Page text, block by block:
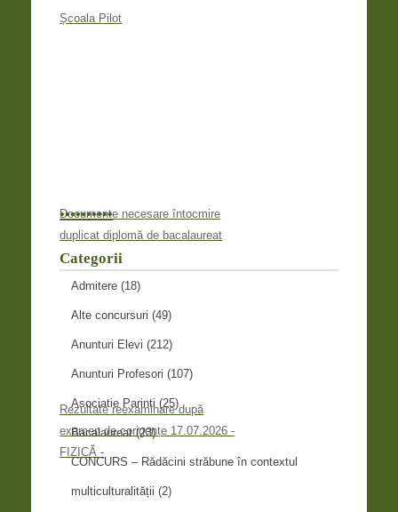
Școala Pilot
Documente necesare întocmire
duplicat diplomă de bacalaureat
Rezultate reexaminare după
examen de corigențe 17.07.2026 -
FIZICĂ -
••••••••••
Categorii
Admitere (18)
Alte concursuri (49)
Anunturi Elevi (212)
Anunturi Profesori (107)
Asociatie Parinti (25)
Bacalaureat(23)
CONCURS – Rădăcini străbune în contextul
multiculturalității (2)